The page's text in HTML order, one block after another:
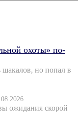
охоты» по-
шакалов, но попал в
ожидания скорой